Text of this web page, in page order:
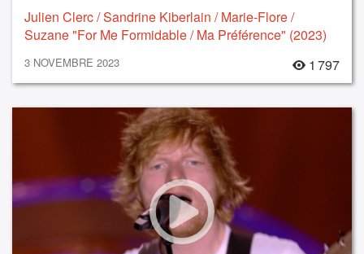
Julien Clerc / Sandrine Kiberlain / Marie-Flore /
Suzane "For Me Formidable / Ma Préférence" (2023)
3 NOVEMBRE 2023 1 797